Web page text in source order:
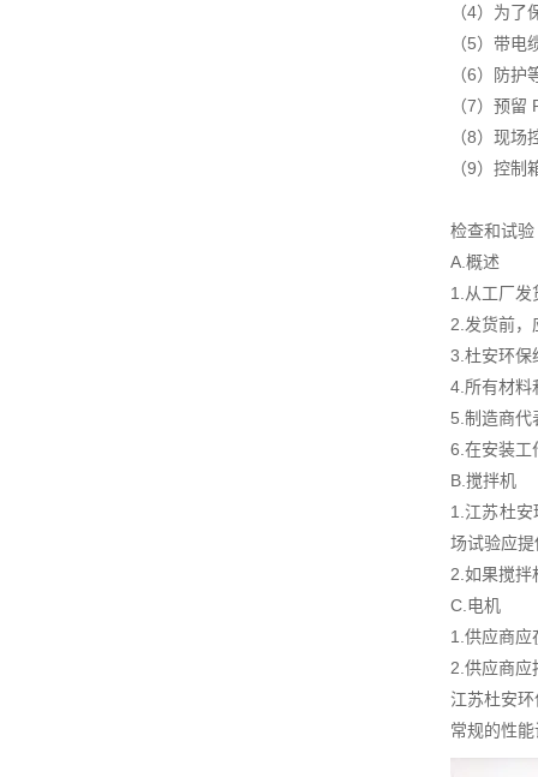
（4）为
（5）带电
（6）防护
（7）预
（8）现
（9）控
检查和试验
A.概述
1.从工厂发
2.发货前，
3.杜安环保
4.所有材料
5.制造商代
6.在安装工
B.搅拌机
1.江苏杜
场试验应
2.如果搅拌
C.电机
1.供应商应
2.供应商应
江苏杜安
常规的性